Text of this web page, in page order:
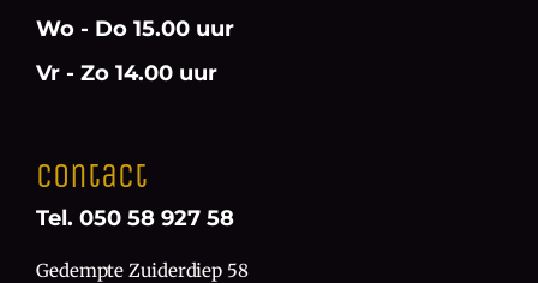
Wo - Do 15.00 uur
Vr - Zo 14.00 uur
Contact
Tel. 050 58 927 58
Gedempte Zuiderdiep 58